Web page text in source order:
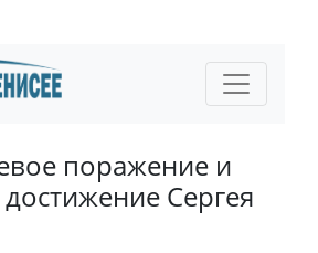
поражение и
Сергея